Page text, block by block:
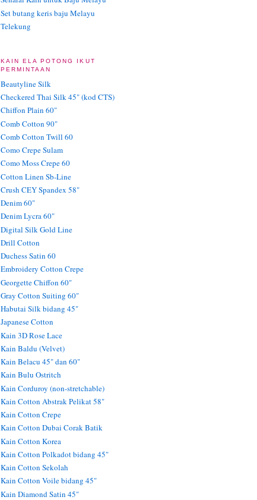
Set butang keris baju Melayu
Telekung
KAIN ELA POTONG IKUT
PERMINTAAN
Beautyline Silk
Checkered Thai Silk 45" (kod CTS)
Chiffon Plain 60"
Comb Cotton 90"
Comb Cotton Twill 60
Como Crepe Sulam
Como Moss Crepe 60
Cotton Linen Sb-Line
Crush CEY Spandex 58"
Denim 60"
Denim Lycra 60"
Digital Silk Gold Line
Drill Cotton
Duchess Satin 60
Embroidery Cotton Crepe
Georgette Chiffon 60"
Gray Cotton Suiting 60"
Habutai Silk bidang 45"
Japanese Cotton
Kain 3D Rose Lace
Kain Baldu (Velvet)
Kain Belacu 45" dan 60"
Kain Bulu Ostritch
Kain Corduroy (non-stretchable)
Kain Cotton Abstrak Pelikat 58"
Kain Cotton Crepe
Kain Cotton Dubai Corak Batik
Kain Cotton Korea
Kain Cotton Polkadot bidang 45"
Kain Cotton Sekolah
Kain Cotton Voile bidang 45"
Kain Diamond Satin 45"